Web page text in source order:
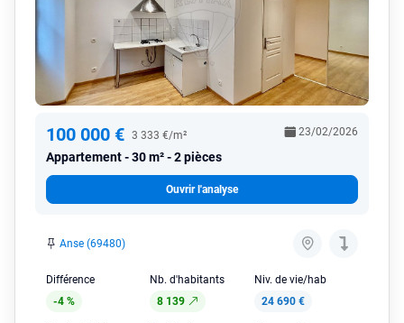
100 000 € 3 333 €/m²
Appartement 30 m² - 2 pièces
23/02/2026
Ouvrir l'analyse
Anse (69480)
Différence
-4 %
Nb. d'habitants
8 139
Niv. de vie/hab
24 690 €